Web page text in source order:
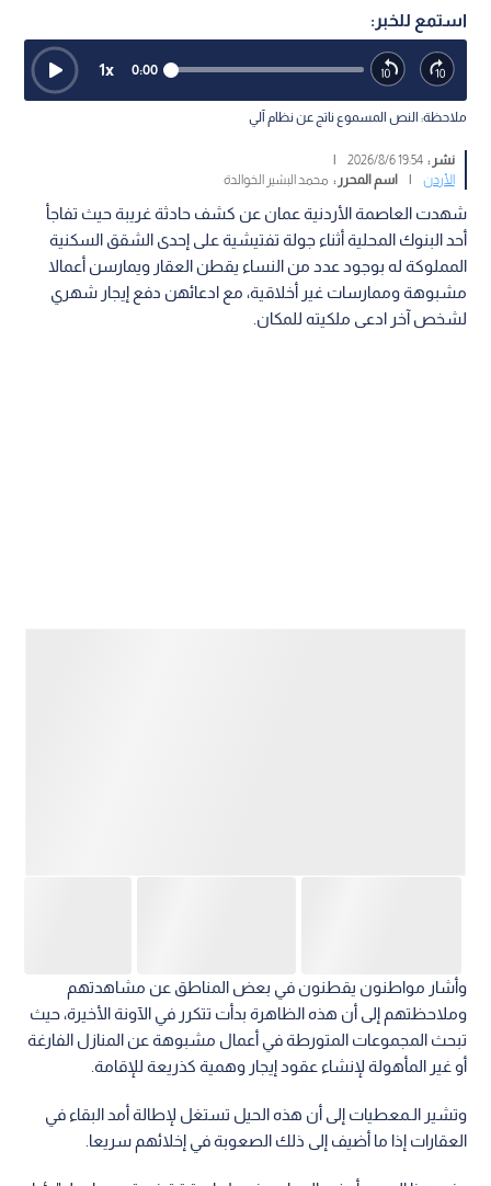
استمع للخبر:
0:00
1x
ملاحظة: النص المسموع ناتج عن نظام آلي
نشر :19:54 2026/8/6
|
الأردن
| اسم المحرر : محمد البشير الخوالدة
شهدت العاصمة الأردنية عمان عن كشف حادثة غريبة حيث تفاجأ
أحد البنوك المحلية أثناء جولة تفتيشية على إحدى الشقق السكنية
المملوكة له بوجود عدد من النساء يقطن العقار ويمارسن أعمالا
مشبوهة وممارسات غير أخلاقية، مع ادعائهن دفع إيجار شهري
لشخص آخر ادعى ملكيته للمكان.
وأشار مواطنون يقطنون في بعض المناطق عن مشاهدتهم
وملاحظتهم إلى أن هذه الظاهرة بدأت تتكرر في الآونة الأخيرة، حيث
تبحث المجموعات المتورطة في أعمال مشبوهة عن المنازل الفارغة
أو غير المأهولة لإنشاء عقود إيجار وهمية كذريعة للإقامة.
وتشير الـمعطيات إلى أن هذه الحيل تستغل لإطالة أمد البقاء في
العقارات إذا ما أضيف إلى ذلك الصعوبة في إخلائهم سريعا.